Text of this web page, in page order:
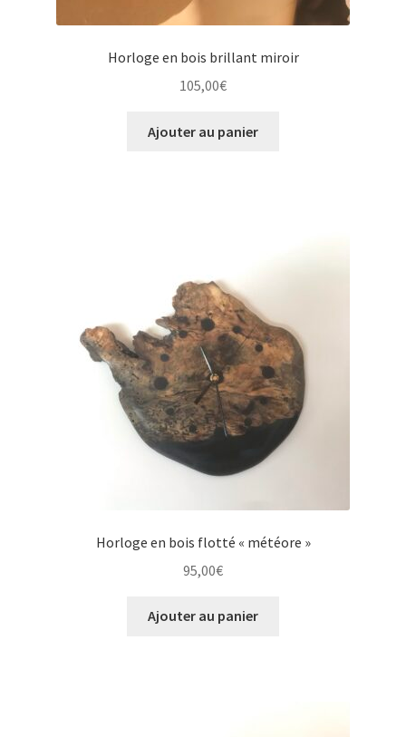
Horloge en bois brillant miroir
105,00€
Ajouter au panier
Horloge en bois flotté « météore »
95,00€
Ajouter au panier